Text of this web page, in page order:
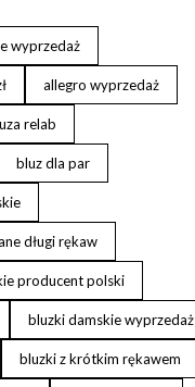
wyprzedaż
allegro wyprzedaż
relab
bluz dla par
długi rękaw
producent polski
bluzki damskie wyprzedaż
bluzki z krótkim rękawem